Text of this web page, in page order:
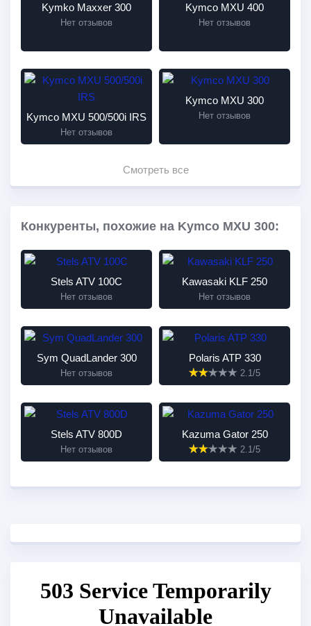
Kymko Maxxer 300
Нет отзывов
Kymco MXU 400
Нет отзывов
Kymco MXU 500/500i IRS
Нет отзывов
Kymco MXU 300
Нет отзывов
Смотреть все
Конкуренты, похожие на Kymco MXU 300:
Stels ATV 100C
Нет отзывов
Kawasaki KLF 250
Нет отзывов
Sym QuadLander 300
Нет отзывов
Polaris ATP 330
2.1/5
Stels ATV 800D
Нет отзывов
Kazuma Gator 250
2.1/5